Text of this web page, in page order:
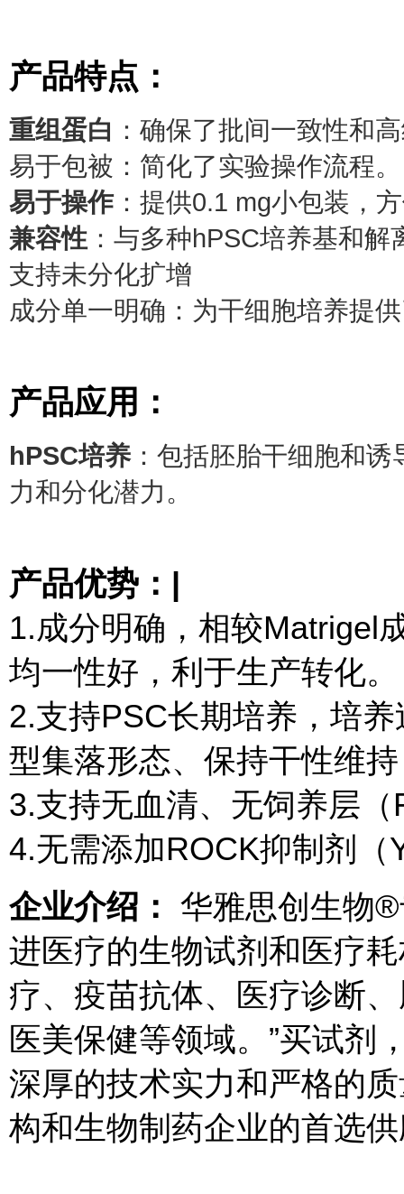
产品特点：
重组蛋白 ：确保了批间一致性和
易于包被：简化了实验操作流程。
易于操作：提供0.1 mg小包装，
兼容性 ：与多种hPSC培养基和
支持未分化扩增
成分单一明确：为干细胞培养提
产品应用：
hPSC培养：包括胚胎干细胞和诱
力和分化潜力。
产品优势：|
1.成分明确，相较Matrigel
均一性好，利于生产转化。
2.支持PSC长期培养，培
型集落形态、保持干性维
3.支持无血清、无饲养层
4.无需添加ROCK抑制剂（
企业介绍： 华雅思创生物
进医疗的生物试剂和医疗
疗、疫苗抗体、医疗诊断
医美保健等领域。”买试剂
深厚的技术实力和严格的
构和生物制药企业的首选